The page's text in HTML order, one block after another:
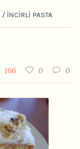
/ İNCIRLI PASTA
0
0
166